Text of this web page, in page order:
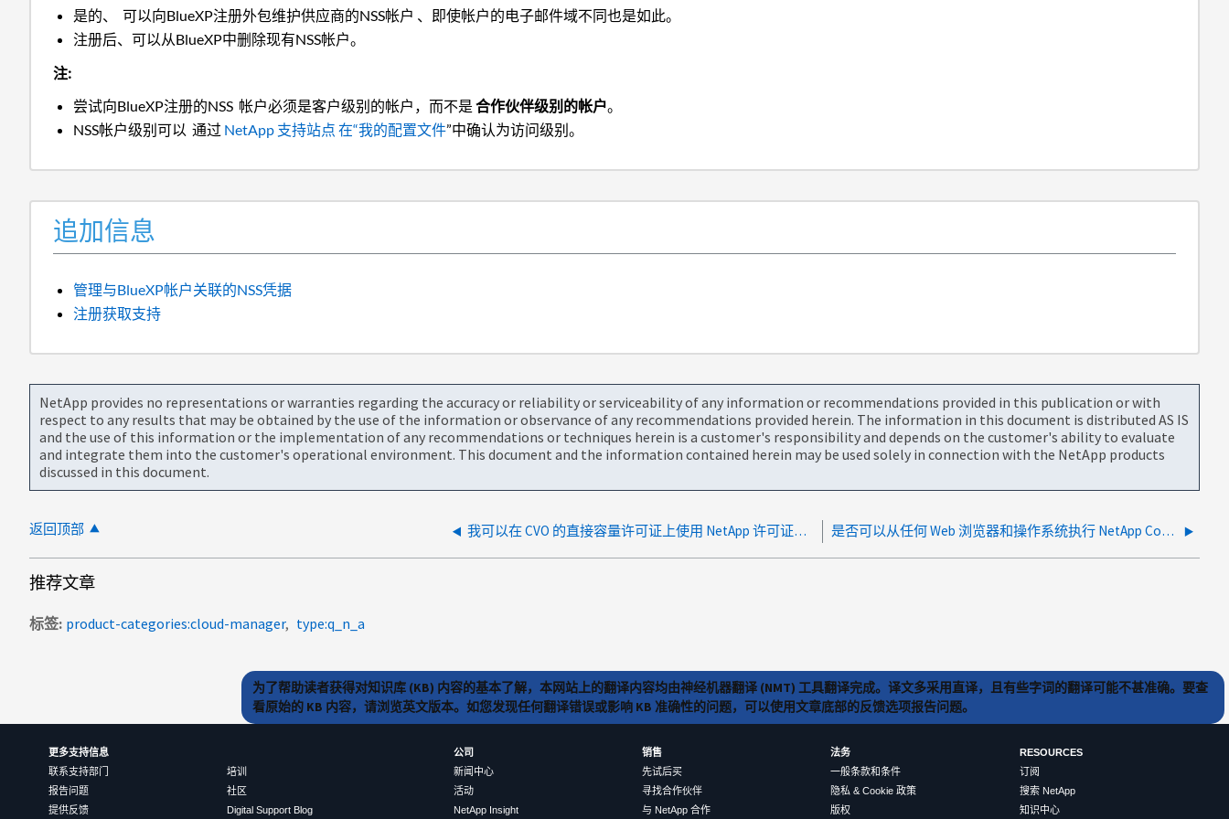
是的、 可以向BlueXP注册外包维护供应商的NSS帐户 、即使帐户的电子邮件域不同也是如此。
注册后、可以从BlueXP中删除现有NSS帐户。
注:
尝试向BlueXP注册的NSS 帐户必须是客户级别的帐户，而不是合作伙伴级别的帐户。
NSS帐户级别可以通过 NetApp 支持站点 在“我的配置文件”中确认为访问级别。
追加信息
管理与BlueXP帐户关联的NSS凭据
注册获取支持
NetApp provides no representations or warranties regarding the accuracy or reliability or serviceability of any information or recommendations provided in this publication or with
respect to any results that may be obtained by the use of the information or observance of any recommendations provided herein. The information in this document is distributed AS IS
and the use of this information or the implementation of any recommendations or techniques herein is a customer's responsibility and depends on the customer's ability to evaluate
and integrate them into the customer's operational environment. This document and the information contained herein may be used solely in connection with the NetApp products
discussed in this document.
返回顶部 我可以在 CVO 的直接容量许可证上使用 NetApp 许可证文件生成器吗？ 是否可以从任何 Web 浏览器和操作系统执行 NetApp Console Agent 注册？
推荐文章
标签 product-categories:cloud-manager type:q_n_a
为了帮助读者获得对知识库 (KB) 内容的基本了解，本网站上的翻译内容均由神经机器翻译 (NMT) 工具翻译完成。译文多采用直译，且有些字词的翻译可能不甚准确。要查
看原始的 KB 内容，请浏览英文版本。如您发现任何翻译错误或影响 KB 准确性的问题，可以使用文章底部的反馈选项报告问题。
更多支持信息
联系支持部门
报告问题
提供反馈
培训
社区
Digital Support Blog
公司
新闻中心
活动
NetApp Insight
销售
先试后买
寻找合作伙伴
与 NetApp 合作
法务
一般条款和条件
隐私 & Cookie 政策
版权
RESOURCES
订阅
搜索 NetApp
知识中心